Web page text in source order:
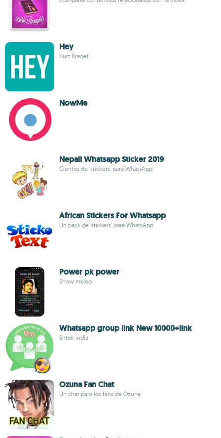
Hey
Kurt Braget
NowMe
Nepali Whatsapp Sticker 2019
Cientos de 'stickers' para WhatsApp
African Stickers For Whatsapp
Un pack de 'stickers' para WhatsApp
Power pk power
Show mking
Whatsapp group link New 10000+link
Sntek india
Ozuna Fan Chat
Un chat para los fans de Ozuna